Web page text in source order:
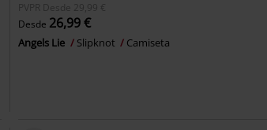
PVPR
Desde 29,99 €
Desde 26,99 €
Angels Lie Slipknot Camiseta